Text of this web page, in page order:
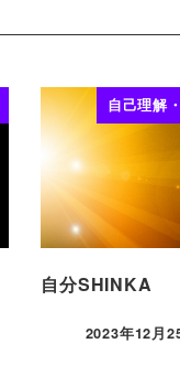
自己理解
自分SHINKA
2023年12月